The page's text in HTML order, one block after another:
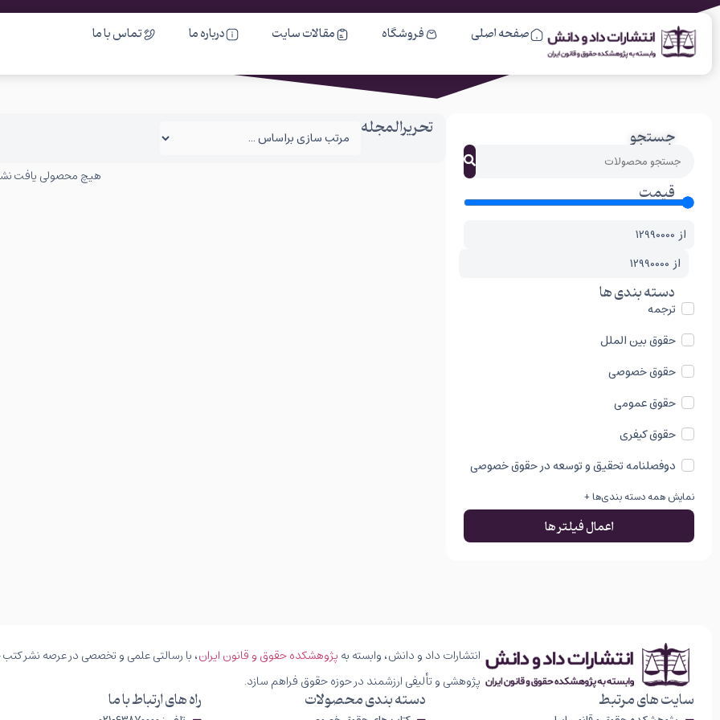
صفحه اصلی فروشگاه مقالات سایت درباره ما تماس با ما
جستجو
قیمت
از
از
دسته بندی ها
ترجمه
حقوق بین الملل
حقوق خصوصی
حقوق عمومی
حقوق کیفری
دوفصلنامه تحقیق و توسعه در حقوق خصوصی
نمایش همه دسته بندی‌ها +
اعمال فیلتر ها
تحریرالمجله
هیچ محصولی یافت
انتشارات داد و دانش، وابسته بهپژوهشکده حقوق و قانون ایران، با رسالتی علمی و تخصصی در عرصه نشر
پژوهشی و تألیفی ارزشمند در حوزه حقوق فراهم سازد.
سایت های مرتبط دسته بندی محصولات راه های ارتباط با ما